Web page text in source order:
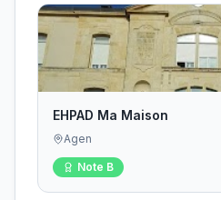
EHPAD Ma Maison
Agen
Note B